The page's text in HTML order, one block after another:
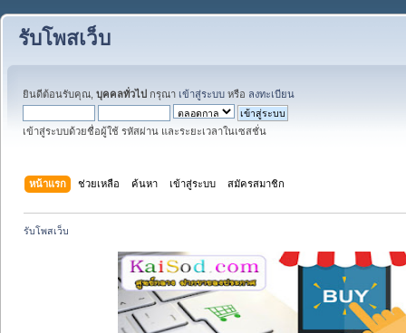
รับโพสเว็บ
ยินดีต้อนรับคุณ, บุคคลทั่วไป กรุณา เข้าสู่ระบบ หรือ ลงทะเบียน
เข้าสู่ระบบด้วยชื่อผู้ใช้ รหัสผ่าน และระยะเวลาในเซสชั่น
หน้าแรก ช่วยเหลือ ค้นหา เข้าสู่ระบบ สมัครสมาชิก
รับโพสเว็บ